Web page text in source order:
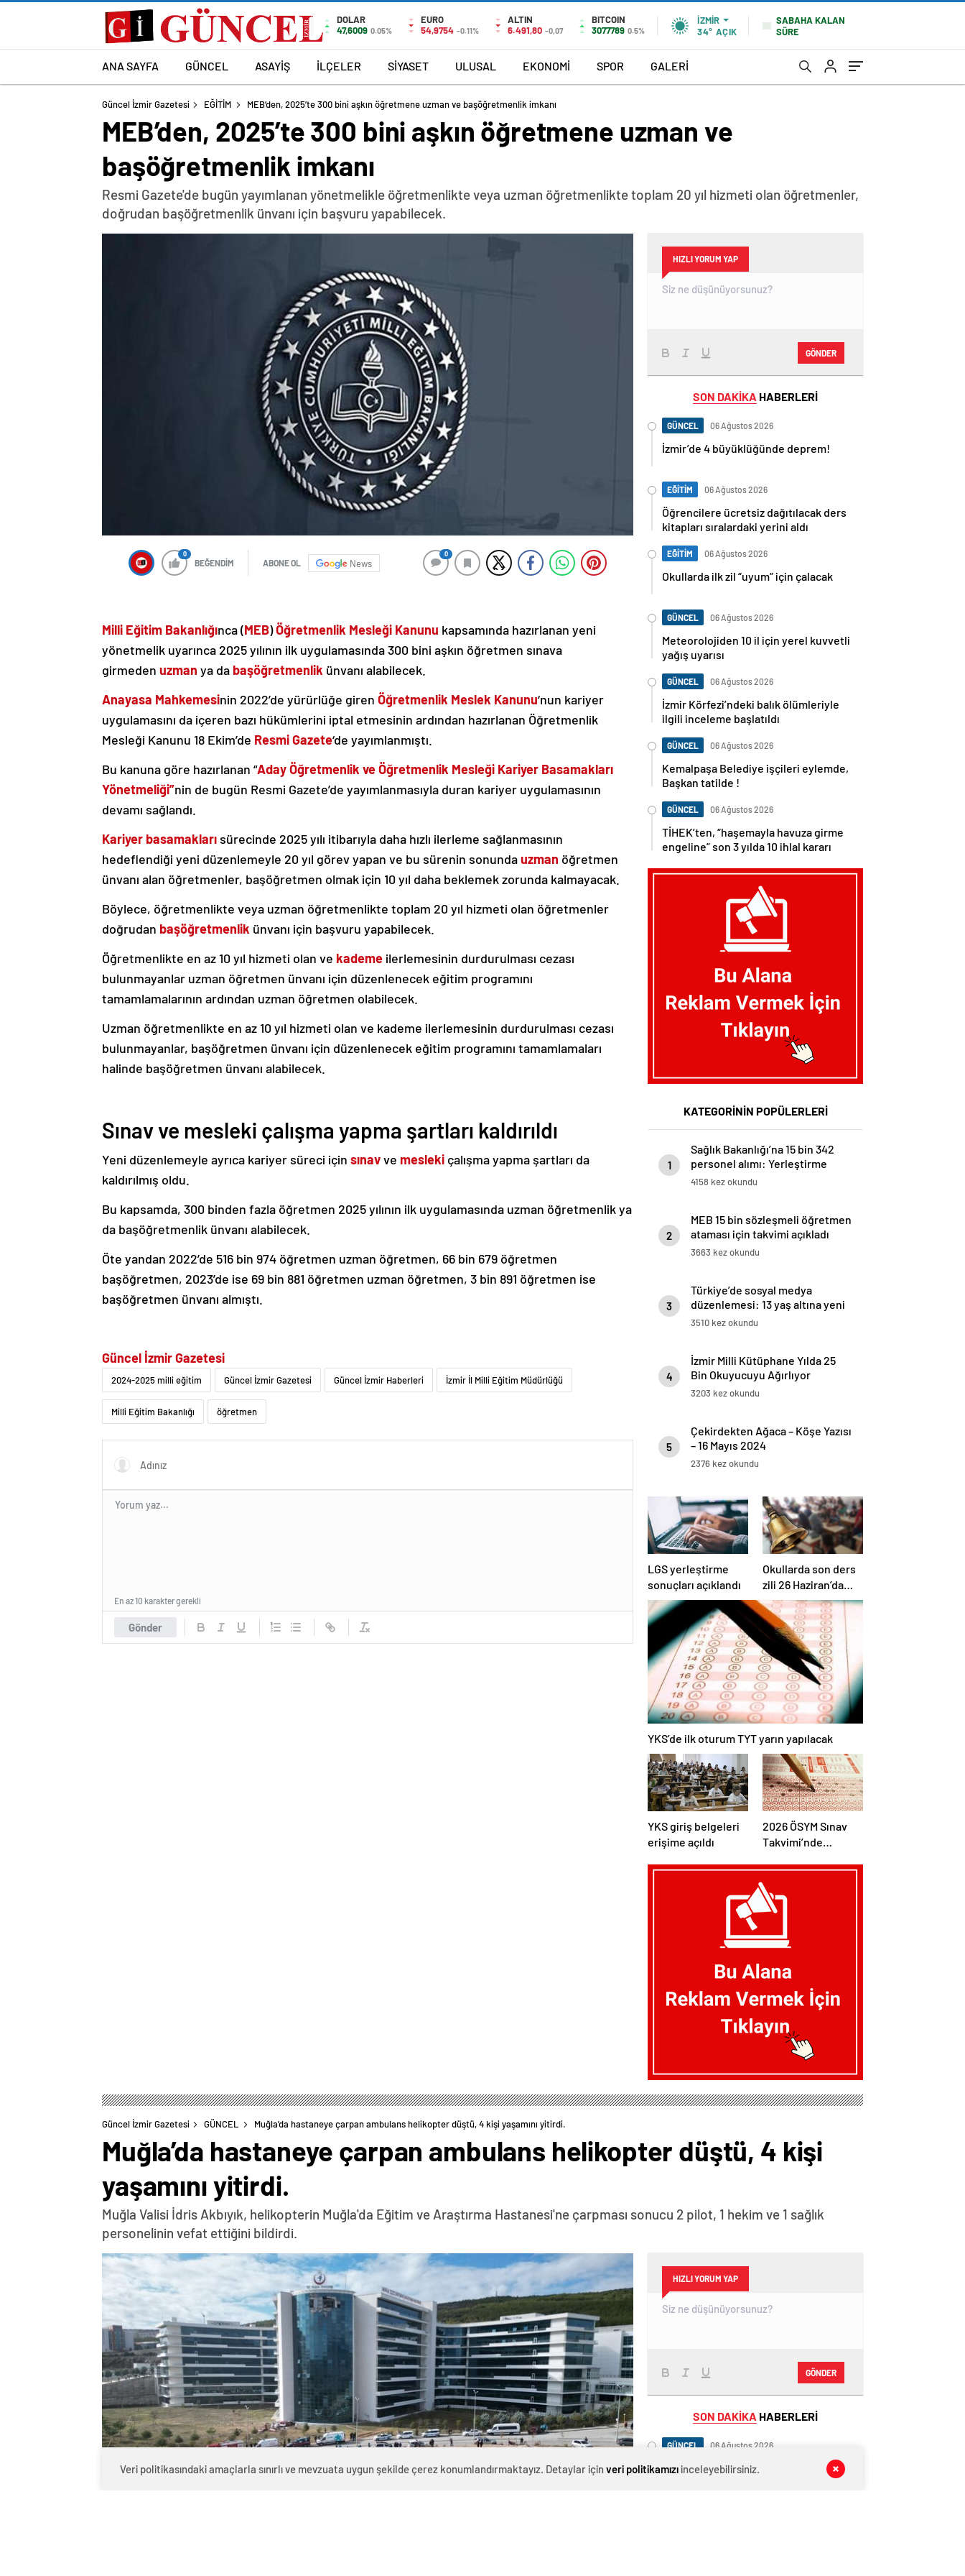
DOLAR
47,6009 0.05%
EURO
54,9754 -0.11%
ALTIN
6.491,80 -0,07
BITCOIN
3077789 0.5%
İZMIR
34° AÇIK
SABAHA KALAN
SÜRE
ANA SAYFA GÜNCEL ASAYİŞ İLÇELER SİYASET ULUSAL EKONOMİ SPOR GALERİ
Güncel İzmir Gazetesi EĞİTİM MEB’den, 2025’te 300 bini aşkın öğretmene uzman ve başöğretmenlik imkanı
MEB’den, 2025’te 300 bini aşkın öğretmene uzman ve
başöğretmenlik imkanı
Resmi Gazete'de bugün yayımlanan yönetmelikle öğretmenlikte veya uzman öğretmenlikte toplam 20 yıl hizmeti olan öğretmenler,
doğrudan başöğretmenlik ünvanı için başvuru yapabilecek.
0
BEĞENDİM ABONE OL News
0
Milli Eğitim Bakanlığınca (MEB)Öğretmenlik Mesleği Kanunu kapsamında hazırlanan yeni
yönetmelik uyarınca 2025 yılının ilk uygulamasında 300 bini aşkın öğretmen sınava
girmeden uzman ya da başöğretmenlik ünvanı alabilecek.
Anayasa Mahkemesinin 2022’de yürürlüğe giren Öğretmenlik Meslek Kanunu‘nun kariyer
uygulamasını da içeren bazı hükümlerini iptal etmesinin ardından hazırlanan Öğretmenlik
Mesleği Kanunu 18 Ekim’de Resmi Gazete‘de yayımlanmıştı.
Bu kanuna göre hazırlanan “Aday Öğretmenlik ve Öğretmenlik Mesleği Kariyer Basamakları
Yönetmeliği”nin de bugün Resmi Gazete’de yayımlanmasıyla duran kariyer uygulamasının
devamı sağlandı.
Kariyer basamakları sürecinde 2025 yılı itibarıyla daha hızlı ilerleme sağlanmasının
hedeflendiği yeni düzenlemeyle 20 yıl görev yapan ve bu sürenin sonundauzman öğretmen
ünvanı alan öğretmenler, başöğretmen olmak için 10 yıl daha beklemek zorunda kalmayacak.
⁠Böylece, öğretmenlikte veya uzman öğretmenlikte toplam 20 yıl hizmeti olan öğretmenler
doğrudan başöğretmenlik ünvanı için başvuru yapabilecek.
Öğretmenlikte en az 10 yıl hizmeti olan ve kademe ilerlemesinin durdurulması cezası
bulunmayanlar uzman öğretmen ünvanı için düzenlenecek eğitim programını
tamamlamalarının ardından uzman öğretmen olabilecek.
Uzman öğretmenlikte en az 10 yıl hizmeti olan ve kademe ilerlemesinin durdurulması cezası
bulunmayanlar, başöğretmen ünvanı için düzenlenecek eğitim programını tamamlamaları
halinde başöğretmen ünvanı alabilecek.
Sınav ve mesleki çalışma yapma şartları kaldırıldı
Yeni düzenlemeyle ayrıca kariyer süreci için sınavve mesleki çalışma yapma şartları da
kaldırılmış oldu.
Bu kapsamda, 300 binden fazla öğretmen 2025 yılının ilk uygulamasında uzman öğretmenlik ya
da başöğretmenlik ünvanı alabilecek.
Öte yandan 2022’de 516 bin 974 öğretmen uzman öğretmen, 66 bin 679 öğretmen
başöğretmen, 2023’de ise 69 bin 881 öğretmen uzman öğretmen, 3 bin 891 öğretmen ise
başöğretmen ünvanı almıştı.
Güncel İzmir Gazetesi
2024-2025 milli eğitim Güncel İzmir Gazetesi Güncel İzmir Haberleri İzmir İl Milli Eğitim Müdürlüğü
Milli Eğitim Bakanlığı öğretmen
Gönder
En az 10 karakter gerekli
HIZLI YORUM YAP
GÖNDER
SON DAKİKA HABERLERİ
GÜNCEL 06 Ağustos 2026
İzmir’de 4 büyüklüğünde deprem!
EĞİTİM 06 Ağustos 2026
Öğrencilere ücretsiz dağıtılacak ders
kitapları sıralardaki yerini aldı
EĞİTİM 06 Ağustos 2026
Okullarda ilk zil “uyum” için çalacak
GÜNCEL 06 Ağustos 2026
Meteorolojiden 10 il için yerel kuvvetli
yağış uyarısı
GÜNCEL 06 Ağustos 2026
İzmir Körfezi’ndeki balık ölümleriyle
ilgili inceleme başlatıldı
GÜNCEL 06 Ağustos 2026
Kemalpaşa Belediye işçileri eylemde,
Başkan tatilde !
GÜNCEL 06 Ağustos 2026
TİHEK’ten, “haşemayla havuza girme
engeline” son 3 yılda 10 ihlal kararı
KATEGORİNİN POPÜLERLERİ
1
Sağlık Bakanlığı’na 15 bin 342
personel alımı: Yerleştirme
sonuçları açıklandı
4158 kez okundu
2
MEB 15 bin sözleşmeli öğretmen
ataması için takvimi açıkladı
3663 kez okundu
3
Türkiye’de sosyal medya
düzenlemesi: 13 yaş altına yeni
yasak geliyor
3510 kez okundu
4
İzmir Milli Kütüphane Yılda 25
Bin Okuyucuyu Ağırlıyor
3203 kez okundu
5
Çekirdekten Ağaca – Köşe Yazısı
– 16 Mayıs 2024
2376 kez okundu
LGS yerleştirme
sonuçları açıklandı
Okullarda son ders
zili 26 Haziran’da
çalacak
YKS’de ilk oturum TYT yarın yapılacak
YKS giriş belgeleri
erişime açıldı
2026 ÖSYM Sınav
Takvimi’nde
Güncel İzmir Gazetesi GÜNCEL Muğla’da hastaneye çarpan ambulans helikopter düştü, 4 kişi yaşamını yitirdi.
Muğla’da hastaneye çarpan ambulans helikopter düştü, 4 kişi
yaşamını yitirdi.
Muğla Valisi İdris Akbıyık, helikopterin Muğla'da Eğitim ve Araştırma Hastanesi'ne çarpması sonucu 2 pilot, 1 hekim ve 1 sağlık
personelinin vefat ettiğini bildirdi.
HIZLI YORUM YAP
GÖNDER
SON DAKİKA HABERLERİ
GÜNCEL 06 Ağustos 2026
İzmir’de 4 büyüklüğünde deprem!
Veri politikasındaki amaçlarla sınırlı ve mevzuata uygun şekilde çerez konumlandırmaktayız. Detaylar için veri politikamızıinceleyebilirsiniz.